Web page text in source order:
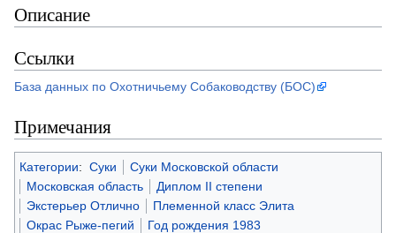
Описание
Ссылки
База данных по Охотничьему Собаководству (БОС)
Примечания
Категории: Суки
Суки Московской области
Московская область
Диплом II степени
Экстерьер Отлично
Племенной класс Элита
Окрас Рыже-пегий
Год рождения 1983